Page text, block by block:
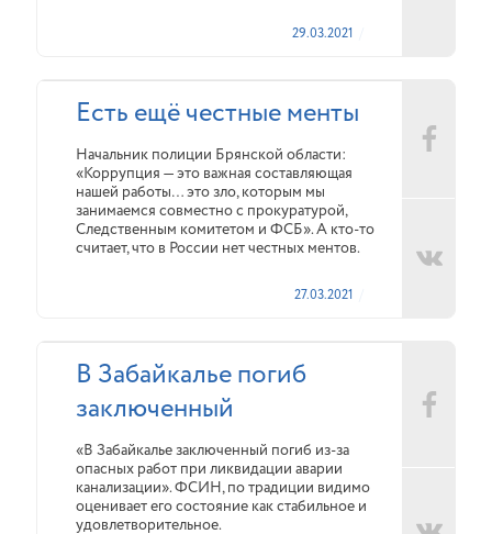
29.03.2021
Есть ещё честные менты
Начальник полиции Брянской области:
«Коррупция — это важная составляющая
нашей работы… это зло, которым мы
занимаемся совместно с прокуратурой,
Следственным комитетом и ФСБ». А кто-то
считает, что в России нет честных ментов.
27.03.2021
В Забайкалье погиб
заключенный
«В Забайкалье заключенный погиб из-за
опасных работ при ликвидации аварии
канализации». ФСИН, по традиции видимо
оценивает его состояние как стабильное и
удовлетворительное.